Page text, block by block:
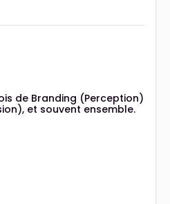
de Branding (Perception)
et souvent ensemble.